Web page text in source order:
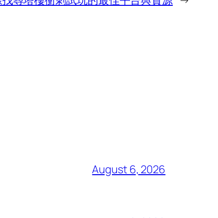
August 6, 2026